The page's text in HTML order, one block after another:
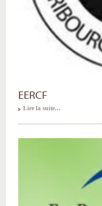
EERCF
Lire la suite…